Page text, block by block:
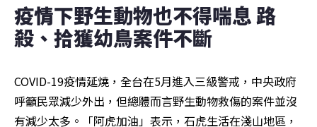
疫情下野生動物也不得喘息 路
殺、拾獲幼鳥案件不斷
COVID-19疫情延燒，全台在5月進入三級警戒，中央政府
呼籲民眾減少外出，但總體而言野生動物救傷的案件並沒
有減少太多。「阿虎加油」表示，石虎生活在淺山地區，